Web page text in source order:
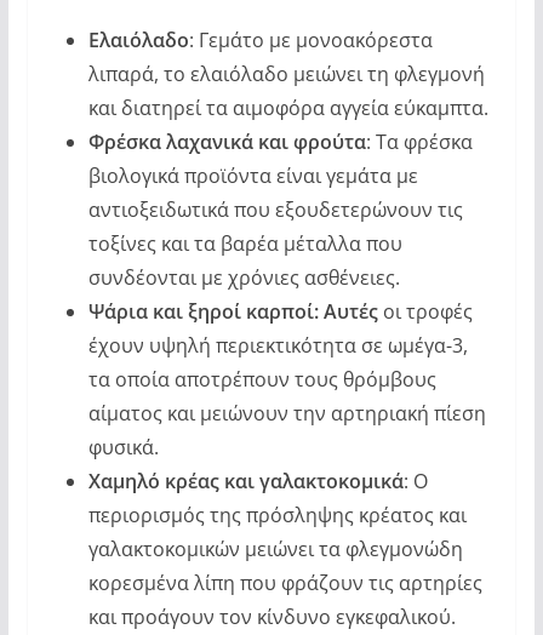
Ελαιόλαδο: Γεμάτο με μονοακόρεστα
λιπαρά, το ελαιόλαδο μειώνει τη φλεγμονή
και διατηρεί τα αιμοφόρα αγγεία εύκαμπτα.
Φρέσκα λαχανικά και φρούτα: Τα φρέσκα
βιολογικά προϊόντα είναι γεμάτα με
αντιοξειδωτικά που εξουδετερώνουν τις
τοξίνες και τα βαρέα μέταλλα που
συνδέονται με χρόνιες ασθένειες.
Ψάρια και ξηροί καρποί: Αυτέςοι τροφές
έχουν υψηλή περιεκτικότητα σε ωμέγα-3,
τα οποία αποτρέπουν τους θρόμβους
αίματος και μειώνουν την αρτηριακή πίεση
φυσικά.
Χαμηλό κρέας και γαλακτοκομικά: Ο
περιορισμός της πρόσληψης κρέατος και
γαλακτοκομικών μειώνει τα φλεγμονώδη
κορεσμένα λίπη που φράζουν τις αρτηρίες
και προάγουν τον κίνδυνο εγκεφαλικού.